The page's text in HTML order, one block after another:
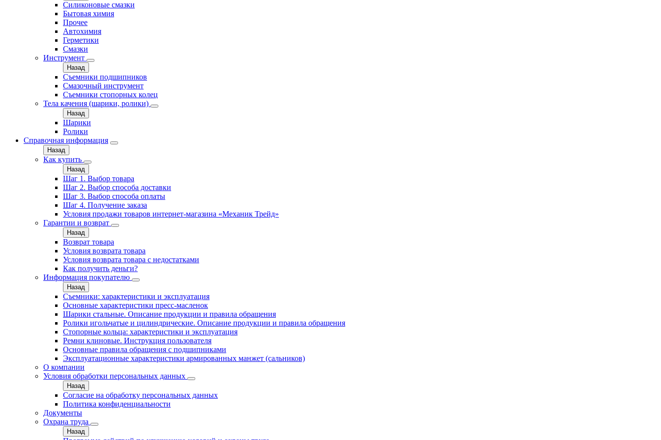
Силиконовые смазки
Бытовая химия
Прочее
Автохимия
Герметики
Смазки
Инструмент
Назад
Съемники подшипников
Смазочный инструмент
Съемники стопорных колец
Тела качения (шарики, ролики)
Назад
Шарики
Ролики
Справочная информация
Назад
Как купить
Назад
Шаг 1. Выбор товара
Шаг 2. Выбор способа доставки
Шаг 3. Выбор способа оплаты
Шаг 4. Получение заказа
Условия продажи товаров интернет-магазина «Механик Трейд»
Гарантии и возврат
Назад
Возврат товара
Условия возврата товара
Условия возврата товара с недостатками
Как получить деньги?
Информация покупателю
Назад
Съемники: характеристики и эксплуатация
Основные характеристики пресс‑масленок
Шарики стальные. Описание продукции и правила обращения
Ролики игольчатые и цилиндрические. Описание продукции и правила обращения
Стопорные кольца: характеристики и эксплуатация
Ремни клиновые. Инструкция пользователя
Основные правила обращения с подшипниками
Эксплуатационные характеристики армированных манжет (сальников)
О компании
Условия обработки персональных данных
Назад
Согласие на обработку персональных данных
Политика конфиденциальности
Документы
Охрана труда
Назад